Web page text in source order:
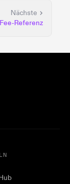
Nächste
Fee-Referenz